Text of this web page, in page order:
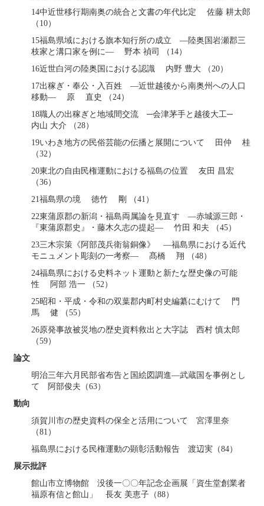
14中近世移行期南奥の統合と文書の年代比定 佐藤 耕太郎
（10）
15福島県域における旗本知行所の成立 ―陸奥国岩瀬郡三
枝家と溝口家を例に― 野本 禎司 （14）
16近世白河の陸奥国における認識 内野 豊大 （20）
17出稼ぎ・奉公・入百姓 ―近世越後から南奥州への人口
移動― 原 直史 （24）
18職人の出稼ぎと地域間交流 ─会津茅手と越後大工─
内山 大介 （28）
19いわき地方の民俗芸能の伝播と展開について 田仲 桂
（32）
20東北の自由民権運動における福島の位置 友田 昌宏
（36）
21福島県の境 徳竹 剛 （41）
22東蒲原郡の新潟・福島両属論を見直す ―赤城源三郎・
『東蒲原郡史』・藤木久志の提起― 竹田 和夫 （45）
23三木宗策《阿部茂兵衛翁銅像》 ―福島県における近代
モニュメント彫刻の一考察― 髙橋 翔 （48）
24福島県における史料ネット運動と新たな歴史像の可能
性 阿部 浩一 （52）
25昭和・平成・令和の双葉郡内町村史編纂にむけて 門
馬 健 （55）
26原発事故被災地の歴史資料救出と大字誌 西村 慎太郎
（59）
論文
明治三年六月民部省布告と国絵図調進―武蔵国を事例とし
て 阿部俊夫（63）
動向
須賀川市の歴史資料の保全と活用について 宮澤里奈
（81）
福島県における民権運動の顕彰活動報告 渡辺実（84）
展示批評
館山市立博物館 没後一〇〇年記念企画展「資生堂創業者
福原有信と館山」 長友 美恵子（88）